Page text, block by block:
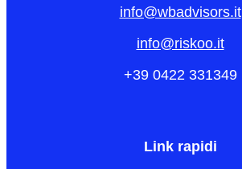
info@wbadvisors.it
info@riskoo.it
+39 0422 331349
Link rapidi